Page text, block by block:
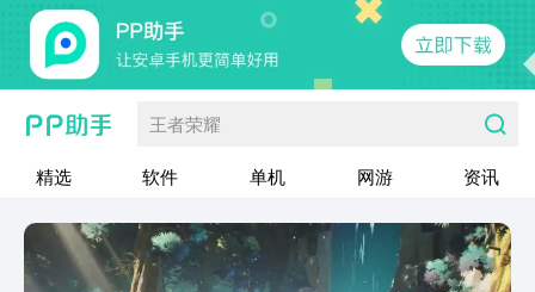
王者荣耀
精选 软件 单机 网游 资讯